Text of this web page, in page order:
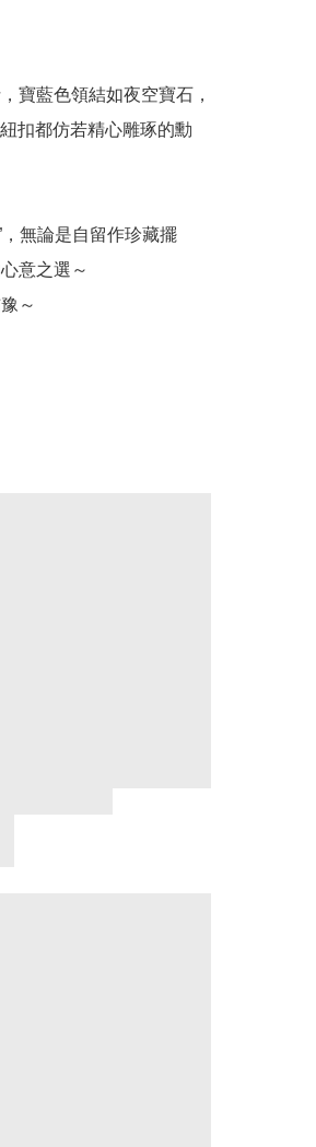
寶藍色領結如夜空寶石，
扣都仿若精心雕琢的勳
無論是自留作珍藏擺
意之選～
～